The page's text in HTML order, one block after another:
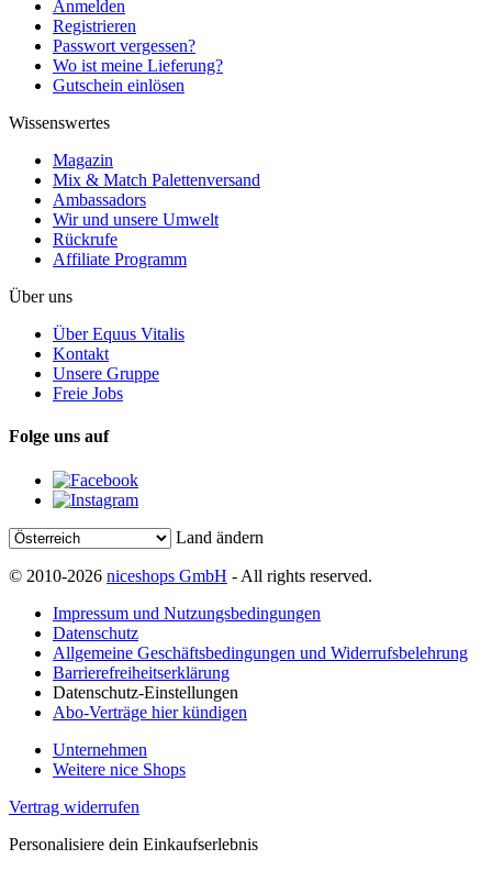
Anmelden
Registrieren
Passwort vergessen?
Wo ist meine Lieferung?
Gutschein einlösen
Wissenswertes
Magazin
Mix & Match Palettenversand
Ambassadors
Wir und unsere Umwelt
Rückrufe
Affiliate Programm
Über uns
Über Equus Vitalis
Kontakt
Unsere Gruppe
Freie Jobs
Folge uns auf
Land ändern
© 2010-2026 niceshops GmbH - All rights reserved.
Impressum und Nutzungsbedingungen
Datenschutz
Allgemeine Geschäftsbedingungen und Widerrufsbelehrung
Barrierefreiheitserklärung
Datenschutz-Einstellungen
Abo-Verträge hier kündigen
Unternehmen
Weitere nice Shops
Vertrag widerrufen
Personalisiere dein Einkaufserlebnis